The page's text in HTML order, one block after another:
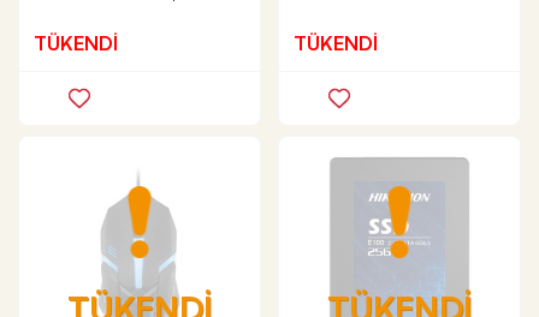
TÜKENDİ TÜKENDİ
TÜKENDİ TÜKENDİ